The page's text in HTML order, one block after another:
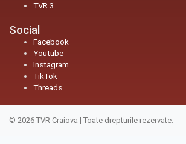
TVR 3
Social
Facebook
Youtube
Instagram
TikTok
Threads
© 2026 TVR Craiova | Toate drepturile rezervate.